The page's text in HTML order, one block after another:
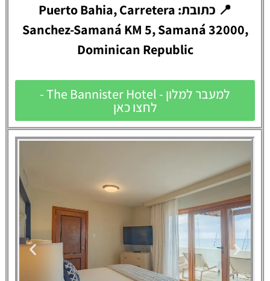
📍 כתובת: Puerto Bahia, Carretera
Sanchez-Samaná KM 5, Samaná 32000,
Dominican Republic
למעבר למלון - The Bannister Hotel -
לחצו כאן